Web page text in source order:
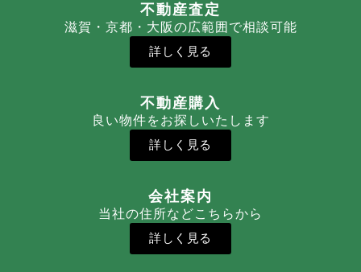
不動産査定
滋賀・京都・大阪の広範囲で相談可能
詳しく見る
不動産購入
良い物件をお探しいたします
詳しく見る
会社案内
当社の住所などこちらから
詳しく見る